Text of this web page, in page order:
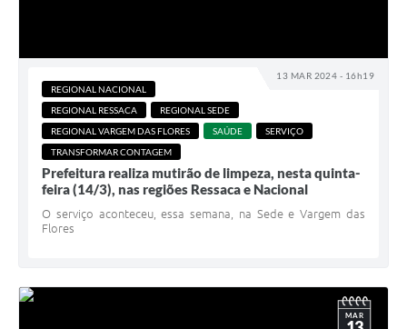
13 MAR 2024 - 16h19
REGIONAL NACIONAL
REGIONAL RESSACA
REGIONAL SEDE
REGIONAL VARGEM DAS FLORES
SAÚDE
SERVIÇO
TRANSFORMAR CONTAGEM
Prefeitura realiza mutirão de limpeza, nesta quinta-
feira (14/3), nas regiões Ressaca e Nacional
O serviço aconteceu, essa semana, na Sede e Vargem das
Flores
MAR